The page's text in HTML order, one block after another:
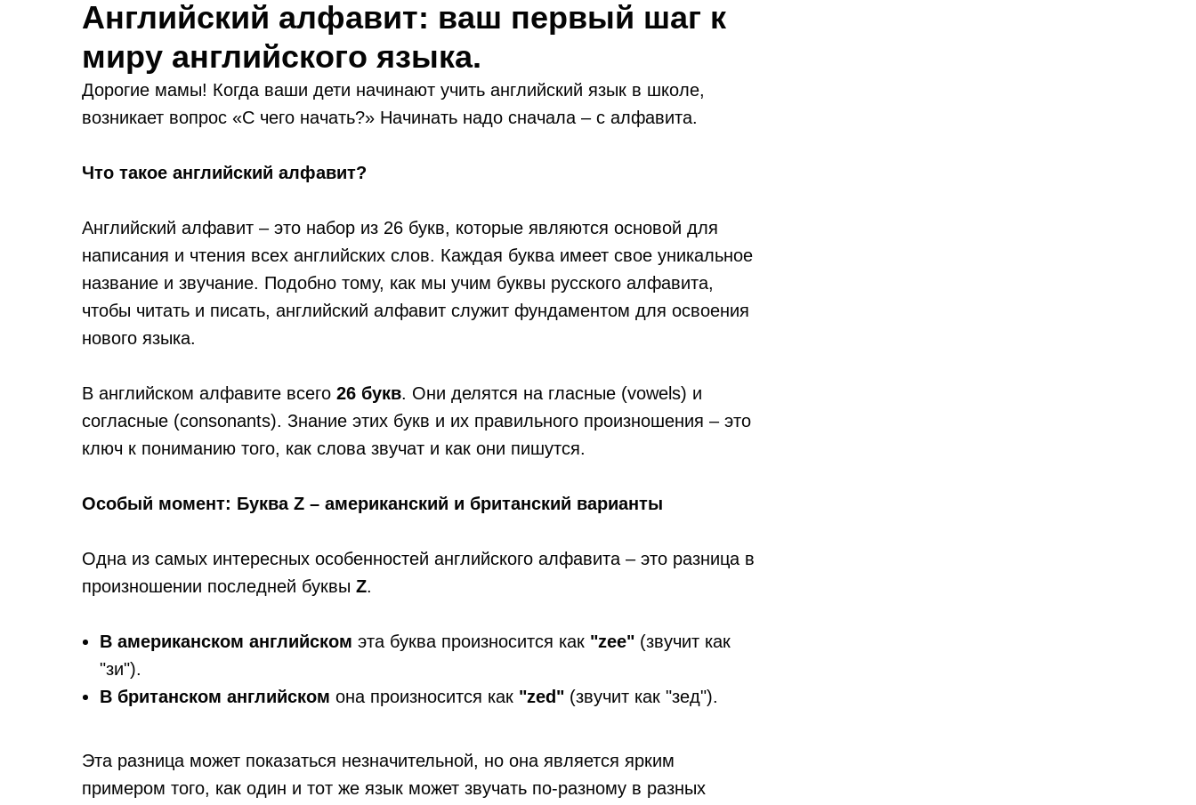
Английский алфавит: ваш первый шаг к
миру английского языка.
Дорогие мамы! Когда ваши дети начинают учить английский язык в школе,
возникает вопрос «С чего начать?» Начинать надо сначала – с алфавита.
Что такое английский алфавит?
Английский алфавит – это набор из 26 букв, которые являются основой для
написания и чтения всех английских слов. Каждая буква имеет свое уникальное
название и звучание. Подобно тому, как мы учим буквы русского алфавита,
чтобы читать и писать, английский алфавит служит фундаментом для освоения
нового языка.
В английском алфавите всего 26 букв. Они делятся на гласные (vowels) и
согласные (consonants). Знание этих букв и их правильного произношения – это
ключ к пониманию того, как слова звучат и как они пишутся.
Особый момент: Буква Z – американский и британский варианты
Одна из самых интересных особенностей английского алфавита – это разница в
произношении последней буквы Z.
В американском английском эта буква произносится как "zee" (звучит как
"зи").
В британском английском она произносится как "zed" (звучит как "зед").
Эта разница может показаться незначительной, но она является ярким
примером того, как один и тот же язык может звучать по-разному в разных